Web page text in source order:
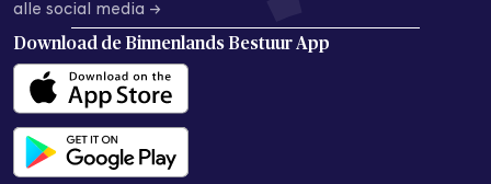
alle social media →
Download de Binnenlands Bestuur App